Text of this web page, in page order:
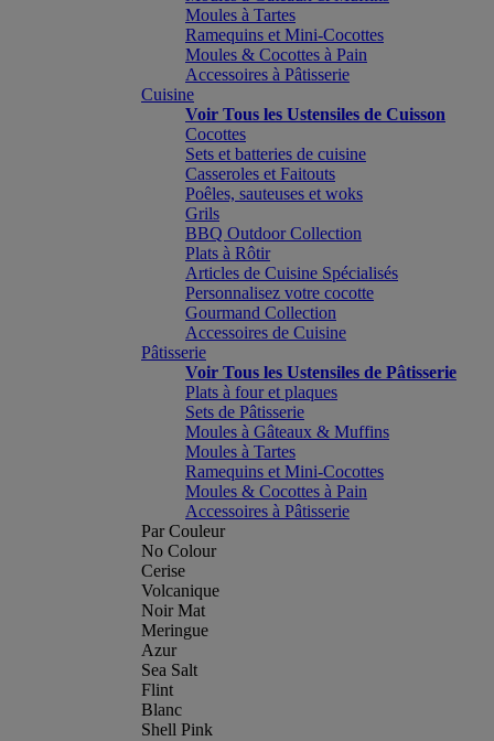
Moules à Tartes
Ramequins et Mini-Cocottes
Moules & Cocottes à Pain
Accessoires à Pâtisserie
Cuisine
Voir Tous les Ustensiles de Cuisson
Cocottes
Sets et batteries de cuisine
Casseroles et Faitouts
Poêles, sauteuses et woks
Grils
BBQ Outdoor Collection
Plats à Rôtir
Articles de Cuisine Spécialisés
Personnalisez votre cocotte
Gourmand Collection
Accessoires de Cuisine
Pâtisserie
Voir Tous les Ustensiles de Pâtisserie
Plats à four et plaques
Sets de Pâtisserie
Moules à Gâteaux & Muffins
Moules à Tartes
Ramequins et Mini-Cocottes
Moules & Cocottes à Pain
Accessoires à Pâtisserie
Par Couleur
No Colour
Cerise
Volcanique
Noir Mat
Meringue
Azur
Sea Salt
Flint
Blanc
Shell Pink